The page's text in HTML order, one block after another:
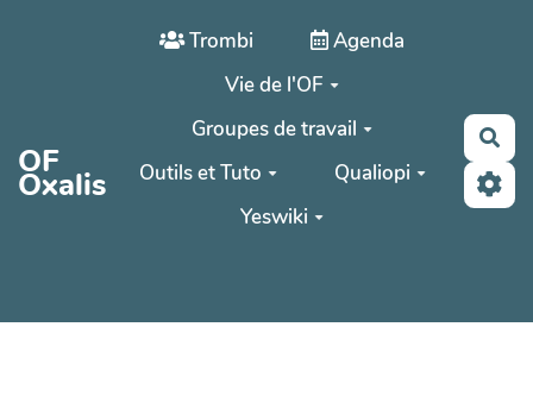
Aller au contenu principal
OF
Oxalis
Trombi
Agenda
Vie de l'OF
Groupes de travail
Outils et Tuto
Qualiopi
Yeswiki